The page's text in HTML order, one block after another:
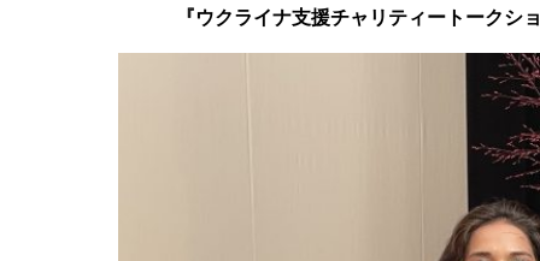
『ウクライナ支援チャリティートーク